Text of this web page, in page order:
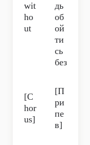
wit
ho
ut
дь
об
ой
ти
сь
без
[C
hor
us]
[П
ри
пе
в]